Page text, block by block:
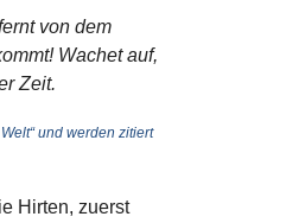
von dem
Wachet auf,
Zeit.
und werden zitiert
Hirten, zuerst